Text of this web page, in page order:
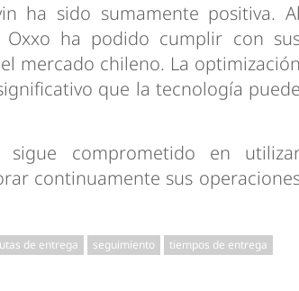
ha sido sumamente positiva. Al
ha podido cumplir con
mercado chileno. La optimización
que la tecnología puede
comprometido en
continuamente sus
de entrega seguimiento
tiempos de entrega